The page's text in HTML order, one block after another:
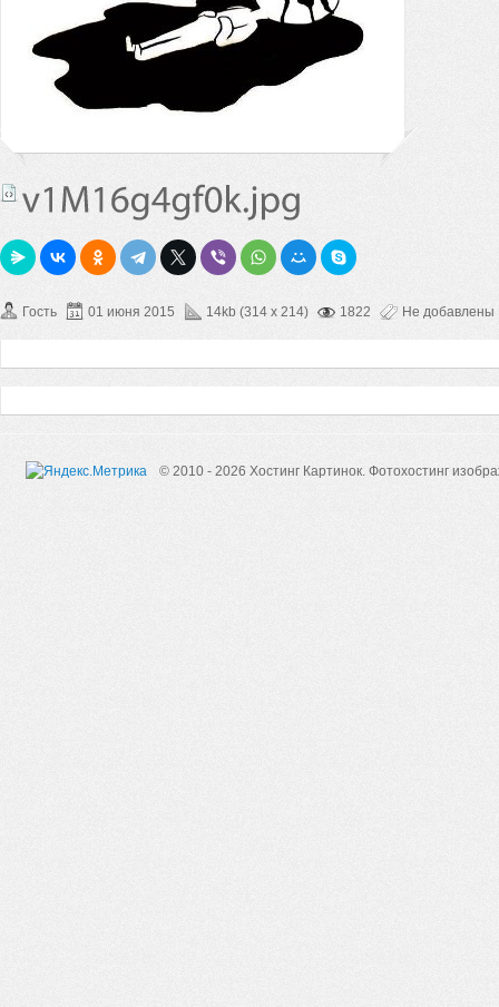
Гость 01 июня 2015 14kb (314 x 214) 1822 Не добавлены
© 2010 - 2026 Хостинг Картинок. Фотохостинг